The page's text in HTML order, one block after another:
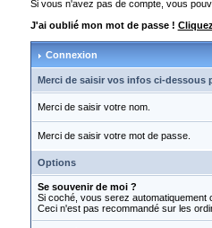
Si vous n'avez pas de compte, vous
J'ai oublié mon mot de passe !
Connexion
Merci de saisir vos infos ci-dessous
Merci de saisir votre nom.
Merci de saisir votre mot de passe.
Options
Se souvenir de moi ?
Si coché, vous serez automatiquement
Ceci n'est pas recommandé sur les